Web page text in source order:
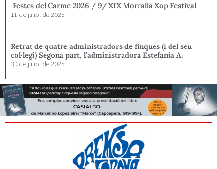
Festes del Carme 2026 / 9/ XIX Morralla Xop Festival
11 de juliol de 2026
Retrat de quatre administradors de finques (i del seu
col·legi) Segona part, l’administradora Estefanía A.
30 de juliol de 2026